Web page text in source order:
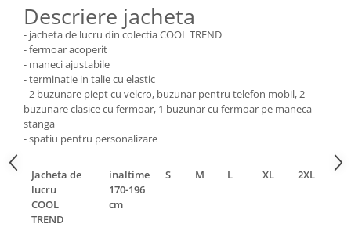
Fleece-uri
Halate
Jachete / Bluze salopeta
Pantaloni de lucru cu pieptar
Pantaloni de lucru in talie
Tricouri polo
Veste de lucru
Descriere jacheta
- jacheta de lucru din colectia COOL TREND
- fermoar acoperit
- maneci ajustabile
- terminatie in talie cu elastic
- 2 buzunare piept cu velcro, buzunar pentru telefon mobil, 2
buzunare clasice cu fermoar, 1 buzunar cu fermoar pe maneca
stanga
- spatiu pentru personalizare
Jacheta de
lucru
COOL
TREND
inaltime
170-196
cm
S M L XL 2XL 3XL